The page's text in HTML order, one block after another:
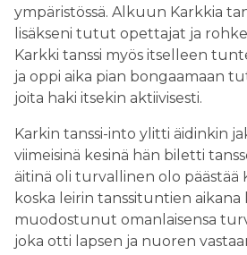
ympäristössä. Alkuun Karkkia
lisäkseni tutut opettajat ja
Karkki tanssi myös itselleen
ja oppi aika pian bongaamaan
joita haki itsekin aktiivisesti.
Karkin tanssi-into ylitti äidinkin
viimeisinä kesinä hän biletti
äitinä oli turvallinen olo päästää
koska leirin tanssituntien aikana
muodostunut omanlaisensa
joka otti lapsen ja nuoren